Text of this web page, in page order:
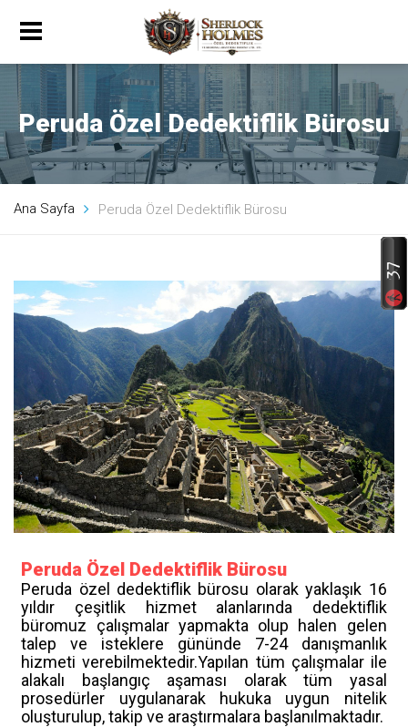
Peruda Özel Dedektiflik Bürosu
Ana Sayfa Peruda Özel Dedektiflik Bürosu
Peruda Özel Dedektiflik Bürosu
Peruda özel dedektiflik bürosu olarak yaklaşık 16
yıldır çeşitlik hizmet alanlarında dedektiflik
büromuz çalışmalar yapmakta olup halen gelen
talep ve isteklere gününde 7-24 danışmanlık
hizmeti verebilmektedir.Yapılan tüm çalışmalar ile
alakalı başlangıç aşaması olarak tüm yasal
prosedürler uygulanarak hukuka uygun nitelik
oluşturulup, takip ve araştırmalara başlanılmaktadır.